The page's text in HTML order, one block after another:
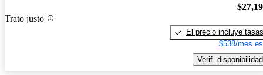
Trato justo
El precio incluye tasas
$538/mes
Verif. disponibilidad